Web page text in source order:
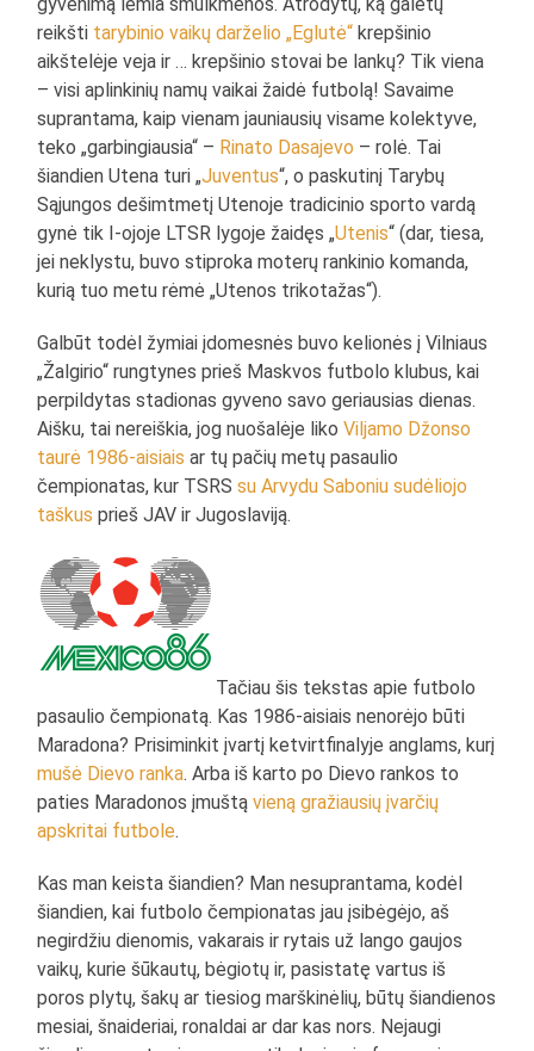
reikšti tarybinio vaikų darželio „Eglutė“ krepšinio
aikštelėje veja ir … krepšinio stovai be lankų? Tik viena
– visi aplinkinių namų vaikai žaidė futbolą! Savaime
suprantama, kaip vienam jauniausių visame kolektyve,
teko „garbingiausia“ – Rinato Dasajevo – rolė. Tai
šiandien Utena turi „Juventus“, o paskutinį Tarybų
Sąjungos dešimtmetį Utenoje tradicinio sporto vardą
gynė tik I-ojoje LTSR lygoje žaidęs „Utenis“ (dar, tiesa,
jei neklystu, buvo stiproka moterų rankinio komanda,
kurią tuo metu rėmė „Utenos trikotažas“).
Galbūt todėl žymiai įdomesnės buvo kelionės į Vilniaus
„Žalgirio“ rungtynes prieš Maskvos futbolo klubus, kai
perpildytas stadionas gyveno savo geriausias dienas.
Aišku, tai nereiškia, jog nuošalėje likoViljamo Džonso
taurė 1986-aisiais ar tų pačių metų pasaulio
čempionatas, kur TSRSsu Arvydu Saboniu sudėliojo
taškus prieš JAV ir Jugoslaviją.
Tačiau šis tekstas apie futbolo
pasaulio čempionatą. Kas 1986-aisiais nenorėjo būti
Maradona? Prisiminkit įvartį ketvirtfinalyje anglams, kurį
mušė Dievo ranka. Arba iš karto po Dievo rankos to
paties Maradonos įmuštąvieną gražiausių įvarčių
apskritai futbole.
Kas man keista šiandien? Man nesuprantama, kodėl
šiandien, kai futbolo čempionatas jau įsibėgėjo, aš
negirdžiu dienomis, vakarais ir rytais už lango gaujos
vaikų, kurie šūkautų, bėgiotų ir, pasistatę vartus iš
poros plytų, šakų ar tiesiog marškinėlių, būtų šiandienos
mesiai, šnaideriai, ronaldai ar dar kas nors. Nejaugi